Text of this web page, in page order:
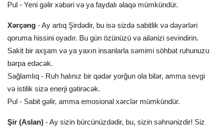
Pul - Yeni gəlir xəbəri və ya faydalı əlaqə mümkündür.
Xərçəng - Ay artıq Şirdədir, bu isə sizdə sabitlik və dəyərləri
qoruma hissini oyadır. Bu gün özünüzü və ailənizi sevindirin.
Sakit bir axşam və ya yaxın insanlarla səmimi söhbət ruhunuzu
bərpa edəcək.
Sağlamlıq - Ruh halınız bir qədər yorğun ola bilər, amma sevgi
və istilik sizə enerji gətirəcək.
Pul - Sabit gəlir, amma emosional xərclər mümkündür.
Şir (Aslan) - Ay sizin bürcünüzdədir, bu, sizin səhnənizdir! Siz